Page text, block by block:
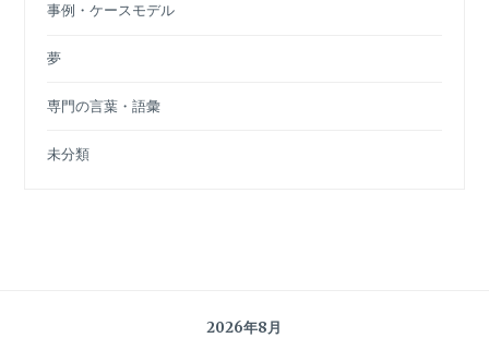
事例・ケースモデル
夢
専門の言葉・語彙
未分類
2026年8月